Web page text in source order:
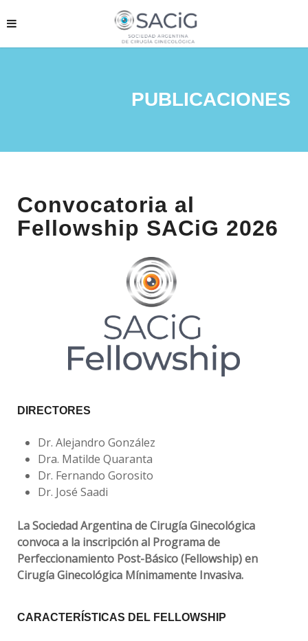
PUBLICACIONES
Convocatoria al
Fellowship SACiG 2026
DIRECTORES
Dr. Alejandro González
Dra. Matilde Quaranta
Dr. Fernando Gorosito
Dr. José Saadi
La Sociedad Argentina de Cirugía Ginecológica
convoca a la inscripción al Programa de
Perfeccionamiento Post-Básico (Fellowship) en
Cirugía Ginecológica Mínimamente Invasiva.
CARACTERÍSTICAS DEL FELLOWSHIP